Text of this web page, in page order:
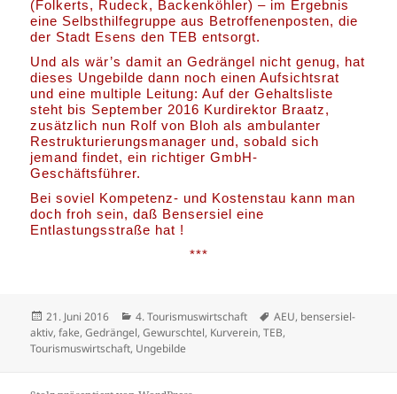
(Folkerts, Rudeck, Backenköhler) – im Ergebnis
eine Selbsthilfegruppe aus Betroffenenposten, die
der Stadt Esens den TEB entsorgt.
Und als wär’s damit an Gedrängel nicht genug, hat
dieses Ungebilde dann noch einen Aufsichtsrat
und eine multiple Leitung: Auf der Gehaltsliste
steht bis September 2016 Kurdirektor Braatz,
zusätzlich nun Rolf von Bloh als ambulanter
Restrukturierungsmanager und, sobald sich
jemand findet, ein richtiger GmbH-
Geschäftsführer.
Bei soviel Kompetenz- und Kostenstau kann man
doch froh sein, daß Bensersiel eine
Entlastungsstraße hat !
***
Veröffentlicht
am
21. Juni 2016 Kategorien
4. Tourismuswirtschaft Schlagwörter
AEU, bensersiel-
aktiv,fake,Gedrängel,Gewurschtel, Kurverein,TEB,
Tourismuswirtschaft, Ungebilde